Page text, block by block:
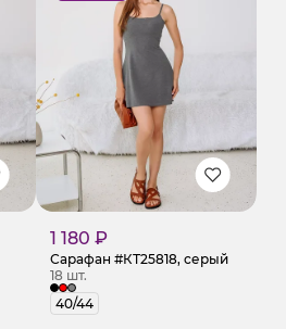
1 180 ₽
Сарафан #КТ25818, серый
18 шт.
40/44